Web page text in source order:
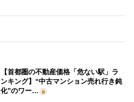
【首都圏の不動産価格「危ない駅」ラ
ンキング】“中古マンション売れ行き鈍
化”のワー…